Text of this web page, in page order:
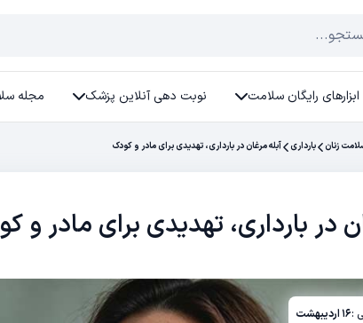
ابزارهای رایگان سلامت نوبت دهی آنلاین پزشک مجله
زنان بارداری آبله مرغان در بارداری، تهدیدی برای مادر و کودک
در بارداری، تهدیدی برای مادر و
:۱۶ اردیبهشت